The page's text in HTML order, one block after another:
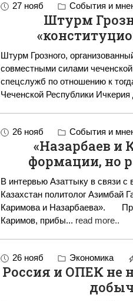
27 нояб События и
Штурм
Штурм Грозного,
совместными силами
спецслужб по отношению к
Чеченской Республики
26 нояб События и
«Назарбаев и
формации, но
В интервью Азаттыку в связи с
Казахстан политолог Азимбай
Каримова и Назарбаева». Президент Узбекистана Ислам
Каримов, прибы... read more..
26 нояб Экономика
Россия и ОПЕК не